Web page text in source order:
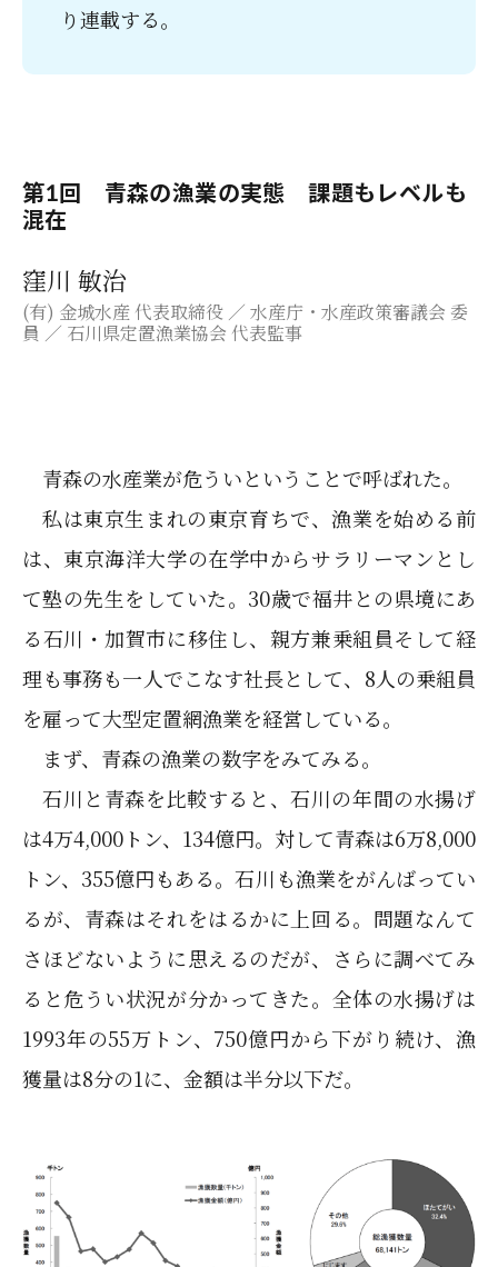
り連載する。
第1回 青森の漁業の実態 課題もレベルも
混在
窪川 敏治
(有) 金城水産 代表取締役 ／ 水産庁・水産政策審議会 委
員 ／ 石川県定置漁業協会 代表監事
青森の水産業が危ういということで呼ばれた。
私は東京生まれの東京育ちで、漁業を始める前
は、東京海洋大学の在学中からサラリーマンとし
て塾の先生をしていた。30歳で福井との県境にあ
る石川・加賀市に移住し、親方兼乗組員そして経
理も事務も一人でこなす社長として、8人の乗組員
を雇って大型定置網漁業を経営している。
まず、青森の漁業の数字をみてみる。
石川と青森を比較すると、石川の年間の水揚げ
は4万4,000トン、134億円。対して青森は6万8,000
トン、355億円もある。石川も漁業をがんばってい
るが、青森はそれをはるかに上回る。問題なんて
さほどないように思えるのだが、さらに調べてみ
ると危うい状況が分かってきた。全体の水揚げは
1993年の55万トン、750億円から下がり続け、漁
獲量は8分の1に、金額は半分以下だ。